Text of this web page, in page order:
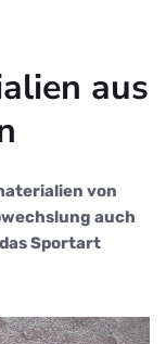
aus
von
auch
Sportart